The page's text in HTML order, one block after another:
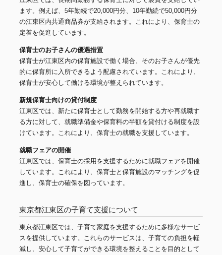
ます。例えば、5年勤続で20,000円分、10年勤続で50,000円分
の江東区内共通商品券が支給されます。これにより、保育士の
定着を促進しています。
保育士のお子さんの優遇措置
保育士が江東区内の保育施設で働く場合、そのお子さんが優先
的に保育所に入所できるよう配慮されています。これにより、
保育士が安心して働ける環境が整えられています。
新規保育士向けの貸付制度
江東区では、新たに保育士として勤務を開始する方や再就職す
る方に対して、就職準備金や保育料の半額を貸付ける制度を設
けています。これにより、保育士の就職を支援しています。
就職フェアの開催
江東区では、保育士の採用を支援するために就職フェアを開催
しています。これにより、保育士と保育施設のマッチングを促
進し、保育士の確保を図っています。
東京都江東区の子育て支援について
東京都江東区では、子育て家庭を支援するために多様なサービ
スを提供しています。これらのサービスは、子育ての負担を軽
減し、安心して子育てができる環境を整えることを目的として